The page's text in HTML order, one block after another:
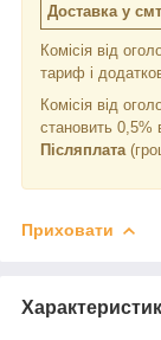
Доставка у
Комісія від
тариф і
Комісія від
становить 0,5%
Післяплата
Приховати